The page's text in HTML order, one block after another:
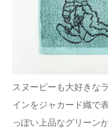
スヌーピーも大好きな
インをジャカード織で
っぽい上品なグリーン